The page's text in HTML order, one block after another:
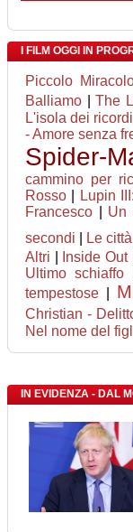
I FILM OGGI IN
Piccolo
Balliamo |The
L'isola dei
- Amore senza
Spider-
cammino per
Rosso
Lupin
Francesco
Un
secondi
Le
Altri
Inside
Ultimo schiaffo
tempestose
Christian -
Nel nome del
IN EVIDENZA - DAL